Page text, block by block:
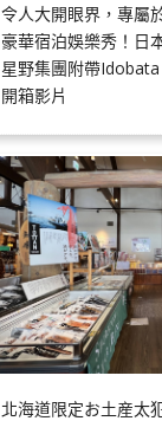
令人大開眼界，專屬
豪華宿泊娛樂秀！日
星野集團附帶
開箱影片
北海道限定お土産太